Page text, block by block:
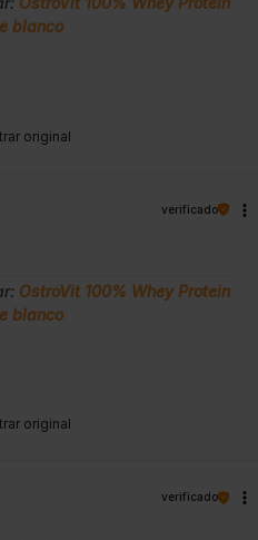
original
blanco
original
verificado
OstroVit 100% Whey Protein
blanco
verificado